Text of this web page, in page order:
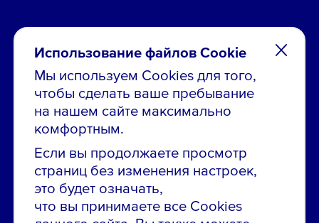
Использование файлов Cookie
Мы используем Cookies для того,
чтобы сделать ваше пребывание
на нашем сайте максимально
комфортным.
Если вы продолжаете просмотр
страниц без изменения настроек,
это будет означать,
что вы принимаете все Cookies
Остались вопросы по вакансиям?
Звони в контакт-центр:
8 800 700-19-43
Сообщить об ошибке на сайте
ПАО «ГМК «Норильский никель»